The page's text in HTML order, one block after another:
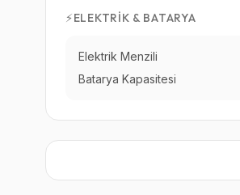
⚡ELEKTRIK & BATARYA
Elektrik Menzili
Batarya Kapasitesi